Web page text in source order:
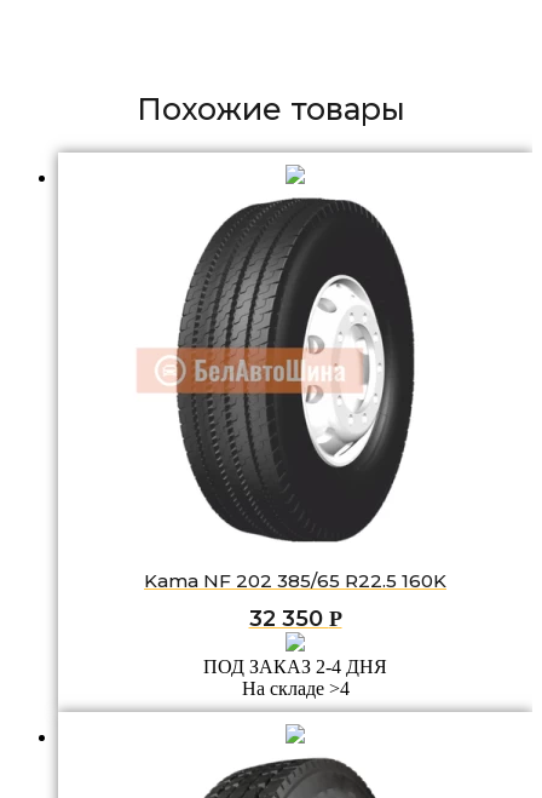
Похожие товары
Kama NF 202 385/65 R22.5 160K
32 350 Р
ПОД ЗАКАЗ 2-4 ДНЯ
На складе >4